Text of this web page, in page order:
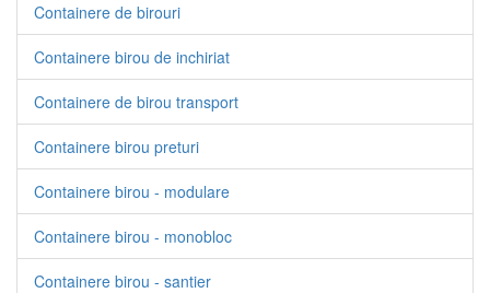
Containere de birouri
Containere birou de inchiriat
Containere de birou transport
Containere birou preturi
Containere birou - modulare
Containere birou - monobloc
Containere birou - santier